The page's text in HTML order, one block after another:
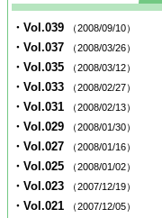
・Vol.039 （2008/09/10）
・Vol.037 （2008/03/26）
・Vol.035 （2008/03/12）
・Vol.033 （2008/02/27）
・Vol.031 （2008/02/13）
・Vol.029 （2008/01/30）
・Vol.027 （2008/01/16）
・Vol.025 （2008/01/02）
・Vol.023 （2007/12/19）
・Vol.021 （2007/12/05）